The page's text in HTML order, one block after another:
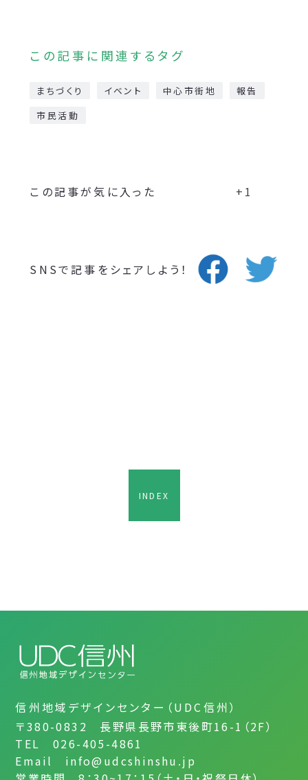
この記事に関連するタグ
まちづくり イベント 中心市街地
報告
市民活動
この記事が気に入った +1
SNSで記事をシェアしよう！
INDEX
信州地域デザインセンター（UDC信州）
〒380-0832 長野県長野市東後町16-1（2F）
TEL 026-405-4861
Email info@udcshinshu.jp